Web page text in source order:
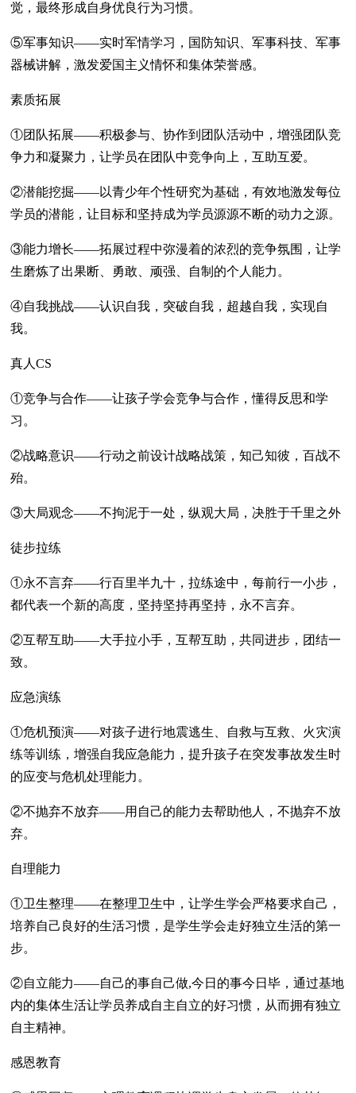
觉，最终形成自身优良行为习惯。
⑤军事知识——实时军情学习，国防知识、军事科技、军事
器械讲解，激发爱国主义情怀和集体荣誉感。
素质拓展
①团队拓展——积极参与、协作到团队活动中，增强团队竞
争力和凝聚力，让学员在团队中竞争向上，互助互爱。
②潜能挖掘——以青少年个性研究为基础，有效地激发每位
学员的潜能，让目标和坚持成为学员源源不断的动力之源。
③能力增长——拓展过程中弥漫着的浓烈的竞争氛围，让学
生磨炼了出果断、勇敢、顽强、自制的个人能力。
④自我挑战——认识自我，突破自我，超越自我，实现自
我。
真人CS
①竞争与合作——让孩子学会竞争与合作，懂得反思和学
习。
②战略意识——行动之前设计战略战策，知己知彼，百战不
殆。
③大局观念——不拘泥于一处，纵观大局，决胜于千里之外
徒步拉练
①永不言弃——行百里半九十，拉练途中，每前行一小步，
都代表一个新的高度，坚持坚持再坚持，永不言弃。
②互帮互助——大手拉小手，互帮互助，共同进步，团结一
致。
应急演练
①危机预演——对孩子进行地震逃生、自救与互救、火灾演
练等训练，增强自我应急能力，提升孩子在突发事故发生时
的应变与危机处理能力。
②不抛弃不放弃——用自己的能力去帮助他人，不抛弃不放
弃。
自理能力
①卫生整理——在整理卫生中，让学生学会严格要求自己，
培养自己良好的生活习惯，是学生学会走好独立生活的第一
步。
②自立能力——自己的事自己做,今日的事今日毕，通过基地
内的集体生活让学员养成自主自立的好习惯，从而拥有独立
自主精神。
感恩教育